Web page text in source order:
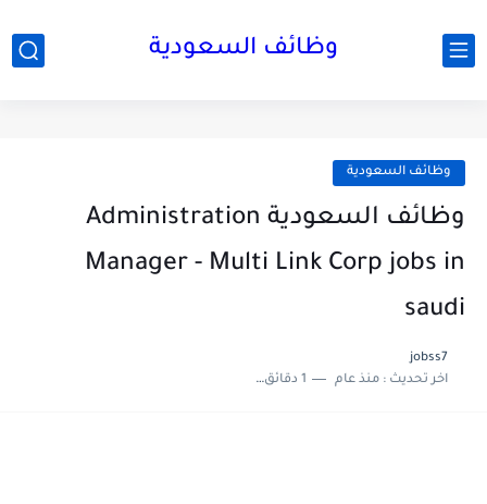
وظائف السعودية
وظائف السعودية
وظائف السعودية Administration
Manager - Multi Link Corp jobs in
saudi
jobss7
اخر تحديث :منذ عام 1 دقائق للقراءة